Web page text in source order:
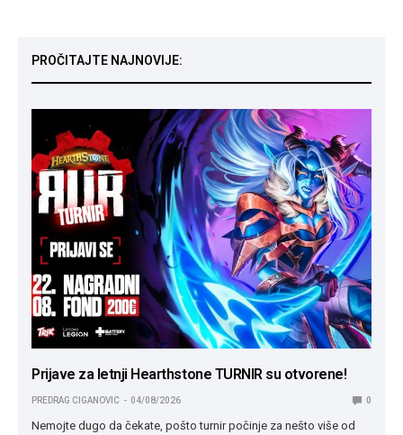
PROČITAJTE NAJNOVIJE:
Prijave za letnji Hearthstone TURNIR su otvorene!
PREDRAG CIGANOVIC 04/08/2026 0
Nemojte dugo da čekate, pošto turnir počinje za nešto više od